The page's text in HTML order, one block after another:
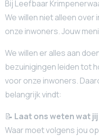
Bij Leefbaar
We willen niet alleen
onze inwoners. Jouw
We willen er alles aan
bezuinigingen leiden tot
voor onze inwoners.
belangrijk vindt:
📝 Laat ons weten wat
Waar moet volgens jou